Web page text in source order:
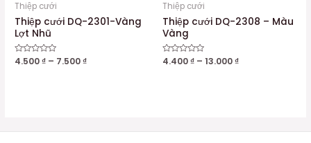
Thiệp cưới
Thiệp cưới DQ-2301-Vàng
Lợt Nhũ
Được
4.500₫ – 7.500₫
Thiệp cưới
Thiệp cưới DQ-2308 – Màu
Vàng
Được
4.400₫ – 13.000₫